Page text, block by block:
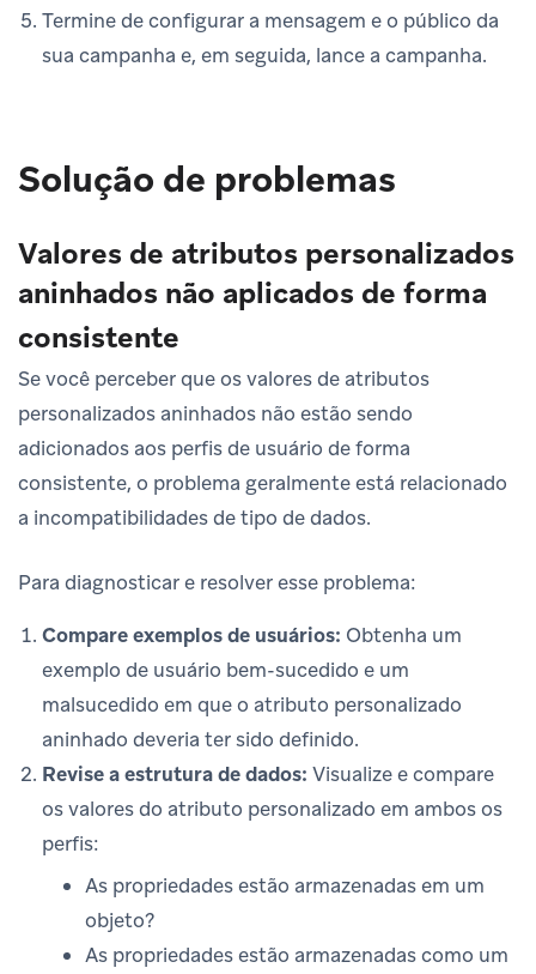
Termine de configurar a mensagem e o público da
sua campanha e, em seguida, lance a campanha.
Solução de problemas
Valores de atributos personalizados
aninhados não aplicados de forma
consistente
Se você perceber que os valores de atributos
personalizados aninhados não estão sendo
adicionados aos perfis de usuário de forma
consistente, o problema geralmente está relacionado
a incompatibilidades de tipo de dados.
Para diagnosticar e resolver esse problema:
Compare exemplos de usuários: Obtenha um
exemplo de usuário bem-sucedido e um
malsucedido em que o atributo personalizado
aninhado deveria ter sido definido.
Revise a estrutura de dados: Visualize e compare
os valores do atributo personalizado em ambos os
perfis:
As propriedades estão armazenadas em um
objeto?
As propriedades estão armazenadas como um